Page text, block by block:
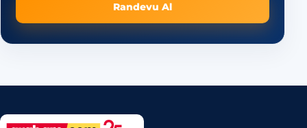
Randevu Al